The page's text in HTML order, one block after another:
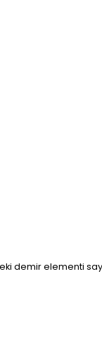
demir elementi